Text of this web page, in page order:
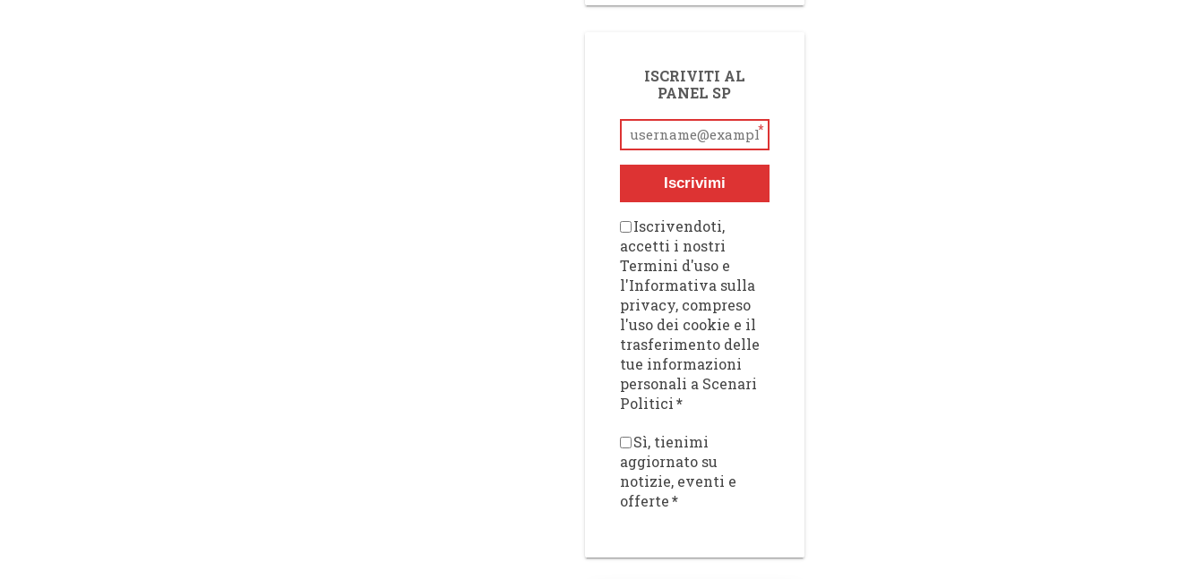
ISCRIVITI AL
PANEL SP
*
Iscrivimi
Iscrivendoti,
accetti i nostri
Termini d'uso e
l'Informativa sulla
privacy, compreso
l'uso dei cookie e il
trasferimento delle
tue informazioni
personali a Scenari
Politici*
Sì, tienimi
aggiornato su
notizie, eventi e
offerte*